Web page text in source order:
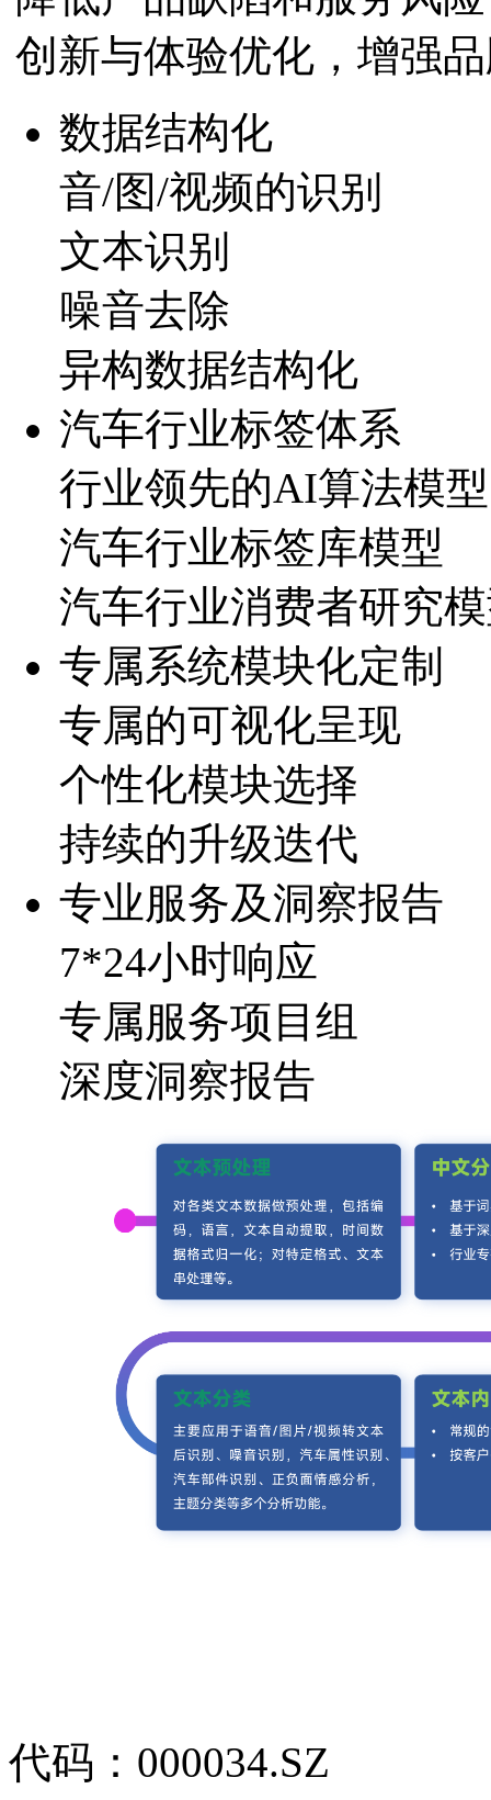
创新与体验优化，增
数据结构化
音/图/视频的识别
文本识别
噪音去除
异构数据结构化
汽车行业标签体系
行业领先的AI算法模型
汽车行业标签库模型
汽车行业消费者研究
专属系统模块化定制
专属的可视化呈现
个性化模块选择
持续的升级迭代
专业服务及洞察报告
7*24小时响应
专属服务项目组
深度洞察报告
代码：000034.SZ